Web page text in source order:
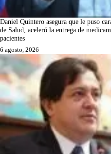
Daniel Quintero asegura que le puso
de Salud, aceleró la entrega de
pacientes
6 agosto, 2026